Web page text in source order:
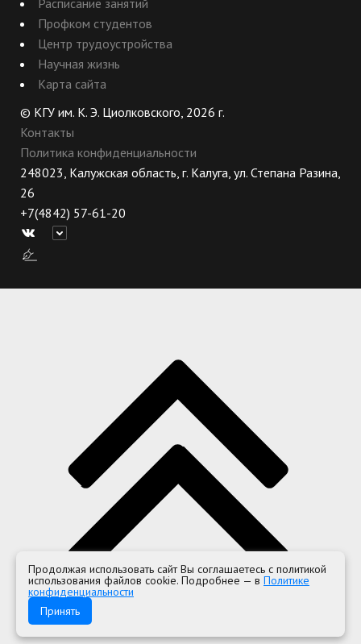
Профком студентов
Центр трудоустройства
Научная жизнь
Карта сайта
© КГУ им. К. Э. Циолковского, 2026 г.
Контакты
Политика конфиденциальности
248023, Калужская область, г. Калуга, ул. Степана Разина,
26
+7(4842) 57-61-20
Продолжая использовать сайт Вы соглашаетесь с политикой
использования файлов cookie. Подробнее — в Политике
конфиденциальности
Принять